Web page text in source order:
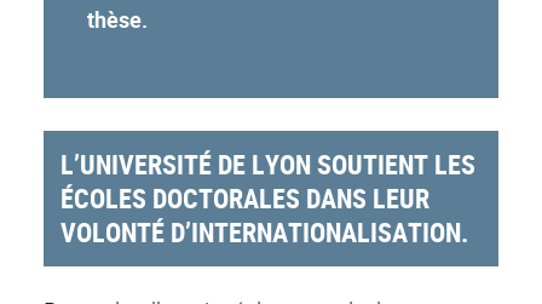
thèse.
L’UNIVERSITÉ DE LYON SOUTIENT LES
ÉCOLES DOCTORALES DANS LEUR
VOLONTÉ D’INTERNATIONALISATION.